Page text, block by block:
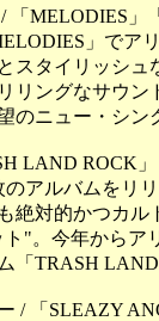
「MELODIES」
」でア
スタイリッシュ
リングなサウ
のニュー・シン
LAND ROCK
アルバムをリ
絶対的かつカル
"。今年からア
「TRASH
/ 「SLEAZY